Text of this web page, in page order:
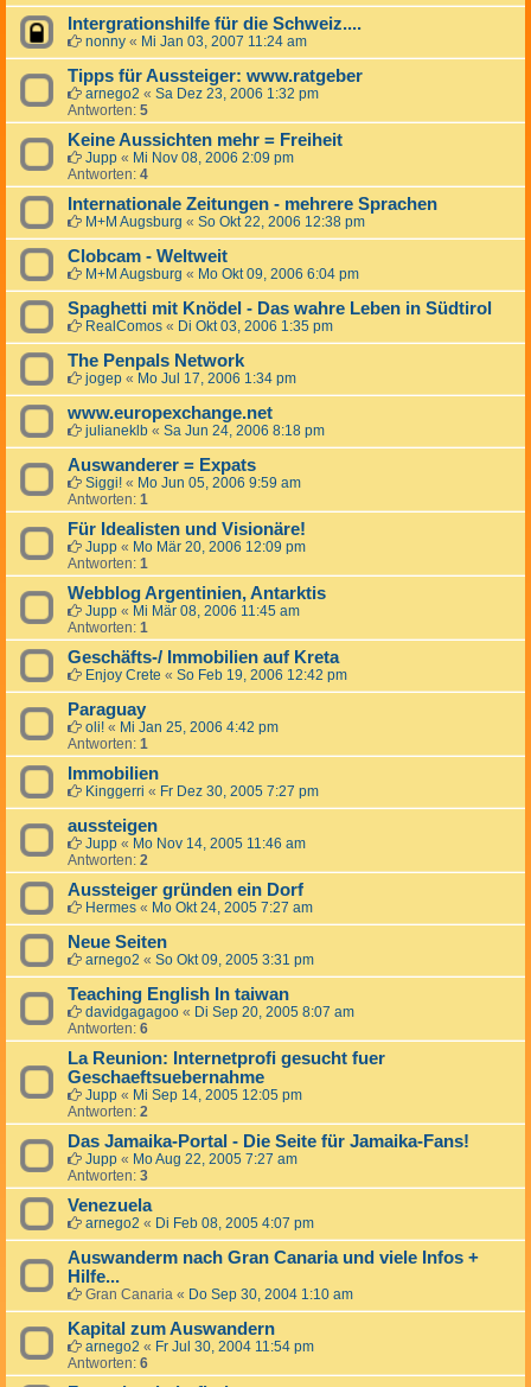
Intergrationshilfe für die Schweiz....
nonny « Mi Jan 03, 2007 11:24 am
Tipps für Aussteiger: www.ratgeber
arnego2 « Sa Dez 23, 2006 1:32 pm
Antworten: 5
Keine Aussichten mehr = Freiheit
Jupp « Mi Nov 08, 2006 2:09 pm
Antworten: 4
Internationale Zeitungen - mehrere Sprachen
M+M Augsburg « So Okt 22, 2006 12:38 pm
Clobcam - Weltweit
M+M Augsburg « Mo Okt 09, 2006 6:04 pm
Spaghetti mit Knödel - Das wahre Leben in Südtirol
RealComos « Di Okt 03, 2006 1:35 pm
The Penpals Network
jogep « Mo Jul 17, 2006 1:34 pm
www.europexchange.net
julianeklb « Sa Jun 24, 2006 8:18 pm
Auswanderer = Expats
Siggi! « Mo Jun 05, 2006 9:59 am
Antworten: 1
Für Idealisten und Visionäre!
Jupp « Mo Mär 20, 2006 12:09 pm
Antworten: 1
Webblog Argentinien, Antarktis
Jupp « Mi Mär 08, 2006 11:45 am
Antworten: 1
Geschäfts-/ Immobilien auf Kreta
Enjoy Crete « So Feb 19, 2006 12:42 pm
Paraguay
oli! « Mi Jan 25, 2006 4:42 pm
Antworten: 1
Immobilien
Kinggerri « Fr Dez 30, 2005 7:27 pm
aussteigen
Jupp « Mo Nov 14, 2005 11:46 am
Antworten: 2
Aussteiger gründen ein Dorf
Hermes « Mo Okt 24, 2005 7:27 am
Neue Seiten
arnego2 « So Okt 09, 2005 3:31 pm
Teaching English In taiwan
davidgagagoo « Di Sep 20, 2005 8:07 am
Antworten: 6
La Reunion: Internetprofi gesucht fuer
Geschaeftsuebernahme
Jupp « Mi Sep 14, 2005 12:05 pm
Antworten: 2
Das Jamaika-Portal - Die Seite für Jamaika-Fans!
Jupp « Mo Aug 22, 2005 7:27 am
Antworten: 3
Venezuela
arnego2 « Di Feb 08, 2005 4:07 pm
Auswanderm nach Gran Canaria und viele Infos +
Hilfe...
Gran Canaria « Do Sep 30, 2004 1:10 am
Kapital zum Auswandern
arnego2 « Fr Jul 30, 2004 11:54 pm
Antworten: 6